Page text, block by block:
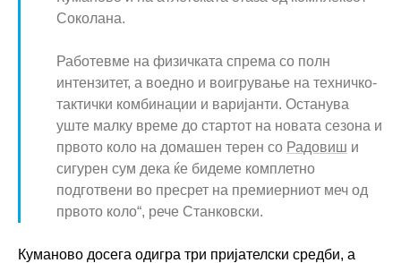
Соколана.
Работевме на физичката спрема со полн
интензитет, а воедно и воигрување на техничко-
тактички комбинации и варијанти. Останува
уште малку време до стартот на новата сезона и
првото коло на домашен терен со Радовиш и
сигурен сум дека ќе бидеме комплетно
подготвени во пресрет на премиерниот меч од
првото коло“, рече Станковски.
Куманово досега одигра три пријателски средби, а